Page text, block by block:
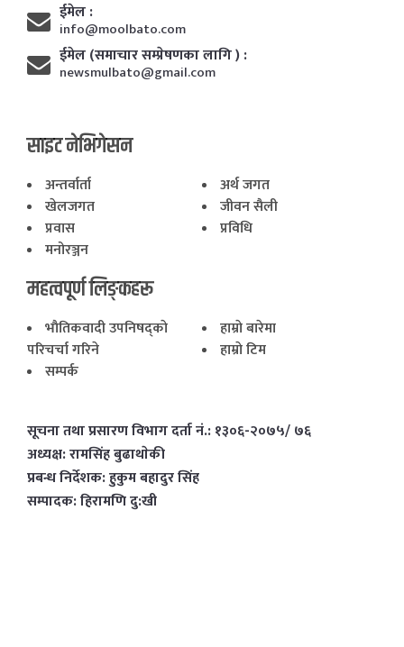
ईमेल :
info@moolbato.com
ईमेल (समाचार सम्प्रेषणका लागि ) :
newsmulbato@gmail.com
साइट नेभिगेसन
अन्तर्वार्ता
अर्थ जगत
खेलजगत
जीवन सैली
प्रवास
प्रविधि
मनोरञ्जन
महत्वपूर्ण लिङ्कहरू
भाैतिकवादी उपनिषद्काे
परिचर्चा गरिने
हाम्राे बारेमा
हाम्राे टिम
सम्पर्क
सूचना तथा प्रसारण विभाग दर्ता नं.: १३०६-२०७५/ ७६
अध्यक्ष: रामसिंह बुढाथाेकी
प्रबन्ध निर्देशक: हुकुम बहादुर सिंह
सम्पादक: हिरामणि दु:खी